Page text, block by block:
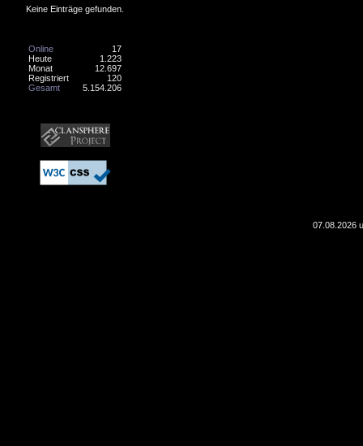
Keine Einträge gefunden.
17
Online
1.223
Heute
12.697
Monat
120
Registriert
5.154.206
Gesamt
07.08.2026